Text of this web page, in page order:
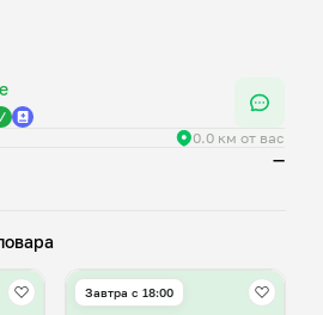
0.0 км от вас
—
Завтра c 18:00